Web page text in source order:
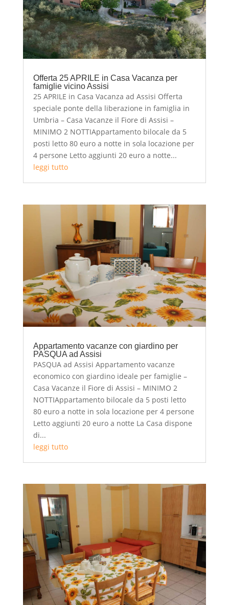
Offerta 25 APRILE in Casa Vacanza per
famiglie vicino Assisi
25 APRILE in Casa Vacanza ad Assisi Offerta
speciale ponte della liberazione in famiglia in
Umbria – Casa Vacanze il Fiore di Assisi –
MINIMO 2 NOTTIAppartamento bilocale da 5
posti letto 80 euro a notte in sola locazione per
4 persone Letto aggiunti 20 euro a notte...
leggi tutto
Appartamento vacanze con giardino per
PASQUA ad Assisi
PASQUA ad Assisi Appartamento vacanze
economico con giardino ideale per famiglie –
Casa Vacanze il Fiore di Assisi – MINIMO 2
NOTTIAppartamento bilocale da 5 posti letto
80 euro a notte in sola locazione per 4 persone
Letto aggiunti 20 euro a notte La Casa dispone
di...
leggi tutto